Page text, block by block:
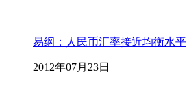
易纲：人民币汇率接近均衡水平
2012年07月23日